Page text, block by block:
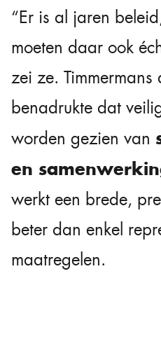
“Er is al jaren
moeten daar ook
zei ze. Timmermans
benadrukte dat
worden gezien van
en
werkt een brede,
beter dan enkel
maatregelen.